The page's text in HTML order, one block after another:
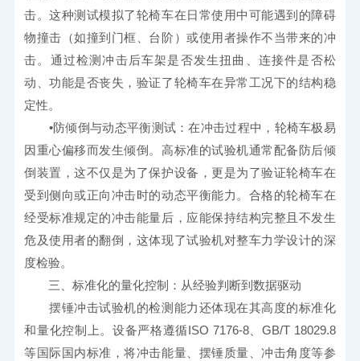
击。这种测试模拟了轮椅车在日常使用中可能遇到的障碍
物撞击（如撞到门框、台阶）或使用者操作不当带来的冲
击。通过检测冲击后车架是否发生扭曲、连接件是否松
动、功能是否丧失，验证了轮椅车在异常工况下的结构稳
定性。
•防倾倒与动态平衡测试：在冲击过程中，轮椅车极易
因重心偏移而发生倾倒。高标准的试验机通常配备防后倾
倒装置，这不仅是为了保护设备，更是为了验证轮椅车在
受到侧向或正向冲击时的动态平衡能力。合格的轮椅车在
经受标准规定的冲击能量后，应能保持结构完整且不发生
危及使用者的翻倒，这体现了试验机对整车力学设计的深
度检验。
三、标准化的量化控制：从经验判断到数据驱动
摆锤冲击试验机的检测能力还体现在其高度的标准化
和量化控制上。设备严格遵循ISO 7176-8、GB/T 18029.8
等国际国内标准，将冲击能量、摆锤质量、冲击角度等参